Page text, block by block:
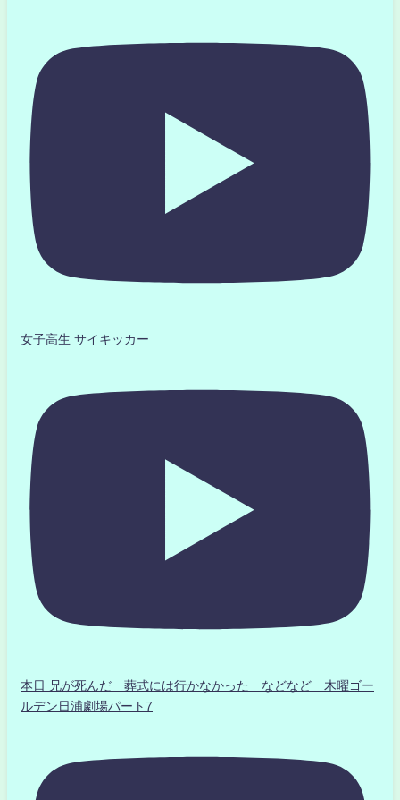
女子高生 サイキッカー
本日 兄が死んだ 葬式には行かなかった などなど 木曜ゴー
ルデン日浦劇場パート7